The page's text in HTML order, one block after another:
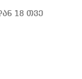
18 თვე